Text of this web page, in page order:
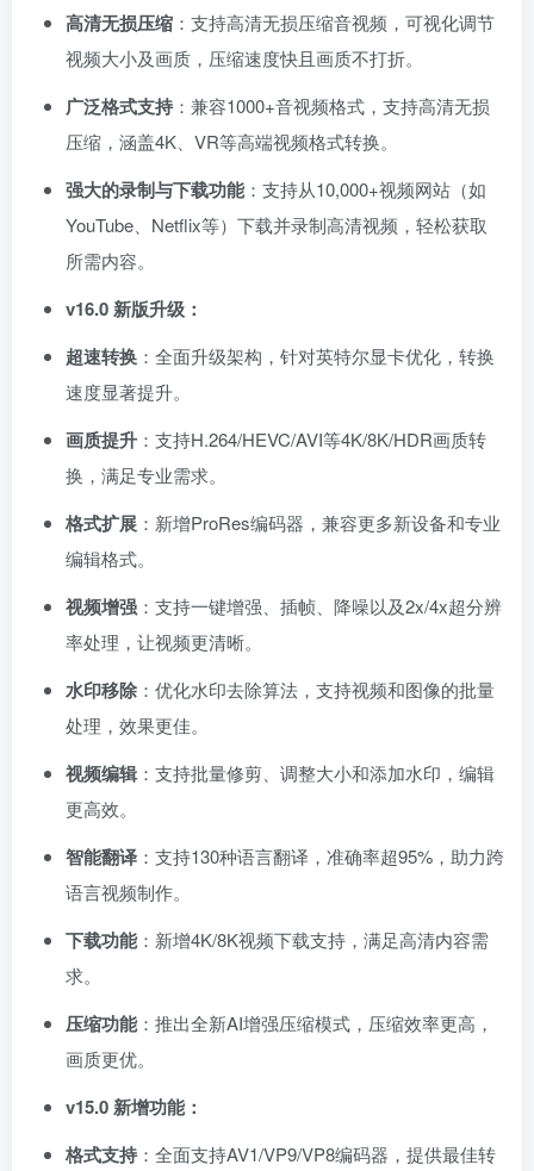
高清无损压缩 ：支持高清无损压缩音视频，可视化调节
视频大小及画质，压缩速度快且画质不打折。
广泛格式支持：兼容1000+音视频格式，支持高清无损
压缩，涵盖4K、VR等高端视频格式转换。
强大的录制与下载功能：支持从10,000+视频网站（如
YouTube、Netflix等）下载并录制高清视频，轻松获取
所需内容。
v16.0 新版升级：
超速转换 ：全面升级架构，针对英特尔显卡优化，转换
速度显著提升。
画质提升 ：支持H.264/HEVC/AVI等4K/8K/HDR画质转
换，满足专业需求。
格式扩展 ：新增ProRes编码器，兼容更多新设备和专业
编辑格式。
视频增强 ：支持一键增强、插帧、降噪以及2x/4x超分辨
率处理，让视频更清晰。
水印移除 ：优化水印去除算法，支持视频和图像的批量
处理，效果更佳。
视频编辑：支持批量修剪、调整大小和添加水印，编辑
更高效。
智能翻译 ：支持130种语言翻译，准确率超95%，助力跨
语言视频制作。
下载功能：新增4K/8K视频下载支持，满足高清内容需
求。
压缩功能：推出全新AI增强压缩模式，压缩效率更高，
画质更优。
v15.0 新增功能：
格式支持：全面支持AV1/VP9/VP8编码器，提供最佳转